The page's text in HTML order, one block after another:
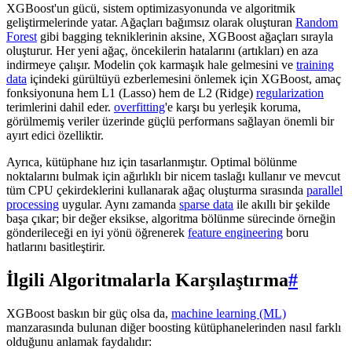
XGBoost'un gücü, sistem optimizasyonunda ve algoritmik
geliştirmelerinde yatar. Ağaçları bağımsız olarak oluşturan Random
Forest gibi bagging tekniklerinin aksine, XGBoost ağaçları sırayla
oluşturur. Her yeni ağaç, öncekilerin hatalarını (artıkları) en aza
indirmeye çalışır. Modelin çok karmaşık hale gelmesini ve training
data içindeki gürültüyü ezberlemesini önlemek için XGBoost, amaç
fonksiyonuna hem L1 (Lasso) hem de L2 (Ridge) regularization
terimlerini dahil eder. overfitting'e karşı bu yerleşik koruma,
görülmemiş veriler üzerinde güçlü performans sağlayan önemli bir
ayırt edici özelliktir.
Ayrıca, kütüphane hız için tasarlanmıştır. Optimal bölünme
noktalarını bulmak için ağırlıklı bir nicem taslağı kullanır ve mevcut
tüm CPU çekirdeklerini kullanarak ağaç oluşturma sırasında parallel
processing uygular. Aynı zamanda sparse data ile akıllı bir şekilde
başa çıkar; bir değer eksikse, algoritma bölünme sürecinde örneğin
gönderileceği en iyi yönü öğrenerek feature engineering boru
hatlarını basitleştirir.
İlgili Algoritmalarla Karşılaştırma#
XGBoost baskın bir güç olsa da, machine learning (ML)
manzarasında bulunan diğer boosting kütüphanelerinden nasıl farklı
olduğunu anlamak faydalıdır: